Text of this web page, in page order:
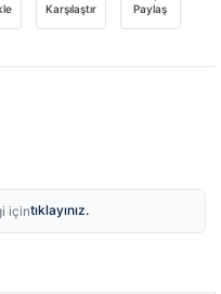
Karşılaştır Paylaş
içintıklayınız.